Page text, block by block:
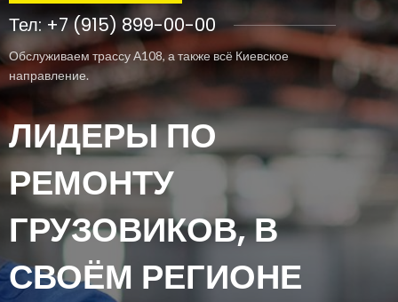
Тел: +7 (915) 899-00-00
Обслуживаем трассу А108, а также всё Киевское
направление.
ЛИДЕРЫ ПО
РЕМОНТУ
ГРУЗОВИКОВ, В
СВОЁМ РЕГИОНЕ